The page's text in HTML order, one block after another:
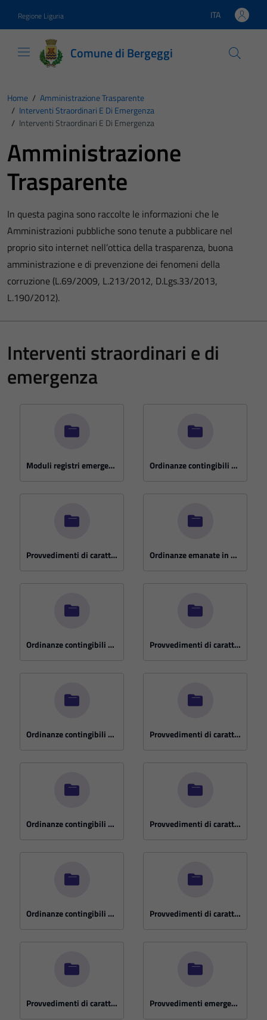
Regione Liguria Lingua attiva:
ITA
Comune di Bergeggi
Home / Amministrazione Trasparente
/ Interventi Straordinari E Di Emergenza
/ Interventi Straordinari E Di Emergenza
Amministrazione
Trasparente
In questa pagina sono raccolte le informazioni che le
Amministrazioni pubbliche sono tenute a pubblicare nel
proprio sito internet nell’ottica della trasparenza, buona
amministrazione e di prevenzione dei fenomeni della
corruzione (L.69/2009, L.213/2012, D.Lgs.33/2013,
L.190/2012).
Interventi straordinari e di
emergenza
Moduli registri emergenze ISO 14001 Ordinanze contingibili e urgenti anno 2023
Provvedimenti di carattere straordinario 2023 Ordinanze emanate in Emergenza COVID -19
Ordinanze contingibili e urgenti anno 2019 Provvedimenti di carattere straordinario 2019
Ordinanze contingibili e urgenti anno 2018 Provvedimenti di carattere straordinario 2018
Ordinanze contingibili e urgenti anno 2015 Provvedimenti di carattere straordinario 2015
Ordinanze contingibili e urgenti anno 2014 Provvedimenti di carattere straordinario 2014
Provvedimenti di carattere straordinario 2013 Provvedimenti emergenze